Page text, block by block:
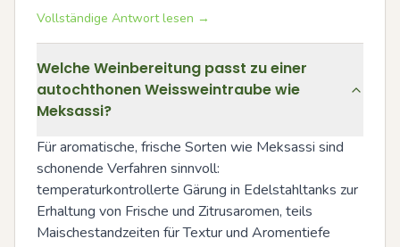
Vollständige Antwort lesen →
Welche Weinbereitung passt zu einer
autochthonen Weissweintraube wie
Meksassi?
Für aromatische, frische Sorten wie Meksassi sind
schonende Verfahren sinnvoll:
temperaturkontrollerte Gärung in Edelstahltanks zur
Erhaltung von Frische und Zitrusaromen, teils
Maischestandzeiten für Textur und Aromentiefe